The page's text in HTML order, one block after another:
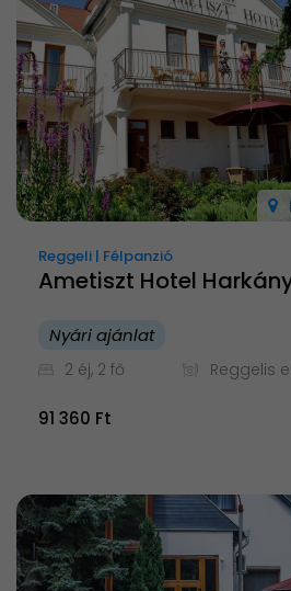
Reggeli | Félpanzió
Ametiszt Hotel
Nyári ajánlat
2 éj, 2 fő Reggelis
91 360 Ft